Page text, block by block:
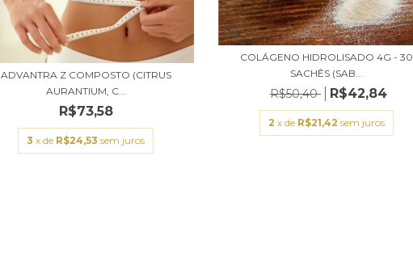
ADVANTRA Z COMPOSTO (CITRUS
AURANTIUM, C...
R$73,58
3 x de R$24,53 sem juros
COLÁGENO HIDROLISADO 4G - 30
SACHÊS (SAB...
R$50,40 R$42,84
2 x de R$21,42 sem juros